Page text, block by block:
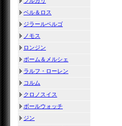
ベル＆ロス
ジラールペルゴ
ノモス
ロンジン
ボーム＆メルシェ
ラルフ・ローレン
コルム
クロノスイス
ボールウォッチ
ジン